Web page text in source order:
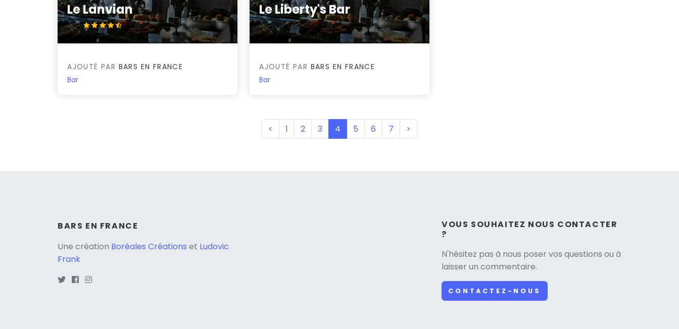
Le Lanvian
4.8/5
AJOUTÉ PAR BARS EN FRANCE
Bar
Le Liberty's Bar
0/5
AJOUTÉ PAR BARS EN FRANCE
Bar
< 1 2 3 4 (current)
5 6 7 >
BARS EN FRANCE
Une création Boréales Créations et Ludovic
Frank
VOUS SOUHAITEZ NOUS CONTACTER
?
N'hésitez pas à nous poser vos questions ou à
laisser un commentaire.
CONTACTEZ-NOUS